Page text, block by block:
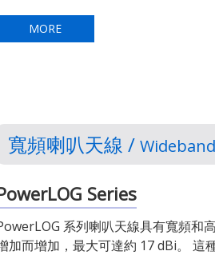
MORE
寬頻喇叭天線 /
Series
系列喇叭天線具有寬頻和
加而增加，最大可達約 17 dBi。 這